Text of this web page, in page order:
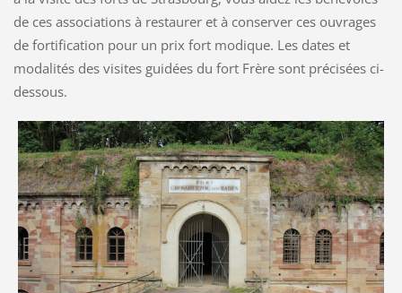
de ces associations à restaurer et à conserver ces ouvrages
de fortification pour un prix fort modique. Les dates et
modalités des visites guidées du fort Frère sont précisées ci-
dessous.